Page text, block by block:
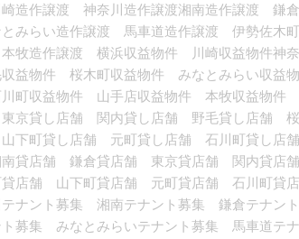
作譲渡 神奈川造作譲渡湘南造作譲渡 鎌
らい造作譲渡 馬車道造作譲渡 伊勢佐木
造作譲渡 横浜収益物件 川崎収益物件神
益物件 桜木町収益物件 みなとみらい収益
町収益物件 山手店収益物件 本牧収益物件
京貸し店舗 関内貸し店舗 野毛貸し店舗 桜
下町貸し店舗 元町貸し店舗 石川町貸し店
貸店舗 鎌倉貸店舗 東京貸店舗 関内貸店
店舗 山下町貸店舗 元町貸店舗 石川町貸
ナント募集 湘南テナント募集 鎌倉テナ
募集 みなとみらいテナント募集 馬車道テ